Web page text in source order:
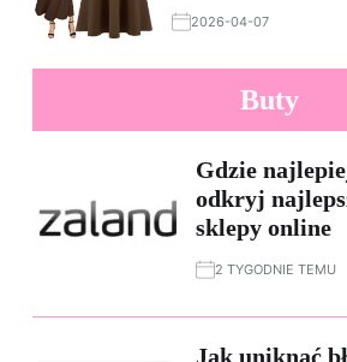
2026-04-07
Buty
Gdzie
odkryj
sklepy online
2 TYGODNIE TEMU
Jak uniknąć